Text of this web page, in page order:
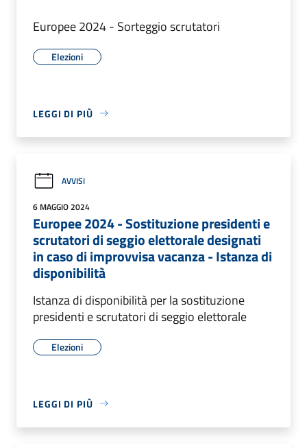
Europee 2024 - Sorteggio scrutatori
Elezioni
LEGGI DI PIÙ
AVVISI
6 MAGGIO 2024
Europee 2024 - Sostituzione presidenti e
scrutatori di seggio elettorale designati
in caso di improvvisa vacanza - Istanza di
disponibilità
Istanza di disponibilità per la sostituzione
presidenti e scrutatori di seggio elettorale
Elezioni
LEGGI DI PIÙ